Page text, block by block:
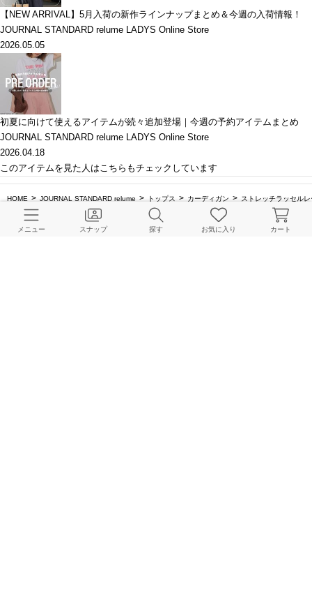
【NEW ARRIVAL】5月入荷の新作ラインナップまとめ＆今週の入荷情報！
JOURNAL STANDARD relume LADYS Online Store
2026.05.05
初夏に向けて使えるアイテムが続々追加登場｜今週の予約アイテムまとめ
JOURNAL STANDARD relume LADYS Online Store
2026.04.18
このアイテムを見た人はこちらもチェックしています
HOME JOURNAL STANDARD relume トップス カーディガン ストレッチラッセル
メニュー スナップ 探す お気に入り カート